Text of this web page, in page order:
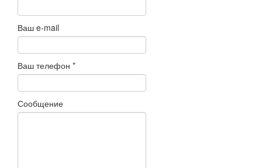
Ваш e-mail
Ваш телефон *
Сообщение